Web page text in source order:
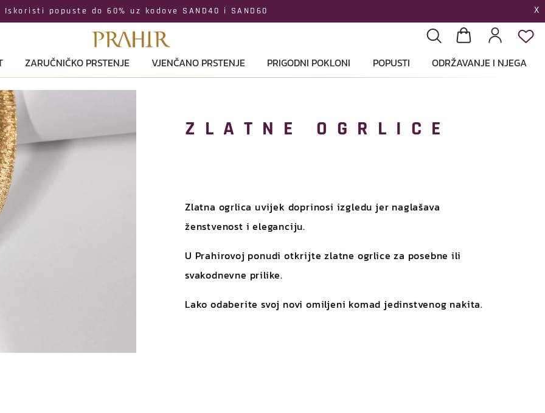
Iskoristi popuste do 60% uz kodove SAND40 i SAND60 X
ZARUČNIČKO PRSTENJE VJENČANO PRSTENJE PRIGODNI POKLONI POPUSTI ODRŽAVANJE I NJEGA
ZLATNE OGRLICE
Zlatna ogrlica uvijek doprinosi izgledu jer naglašava
ženstvenost i eleganciju.
U Prahirovoj ponudi otkrijte zlatne ogrlice za posebne ili
svakodnevne prilike.
Lako odaberite svoj novi omiljeni komad jedinstvenog nakita.